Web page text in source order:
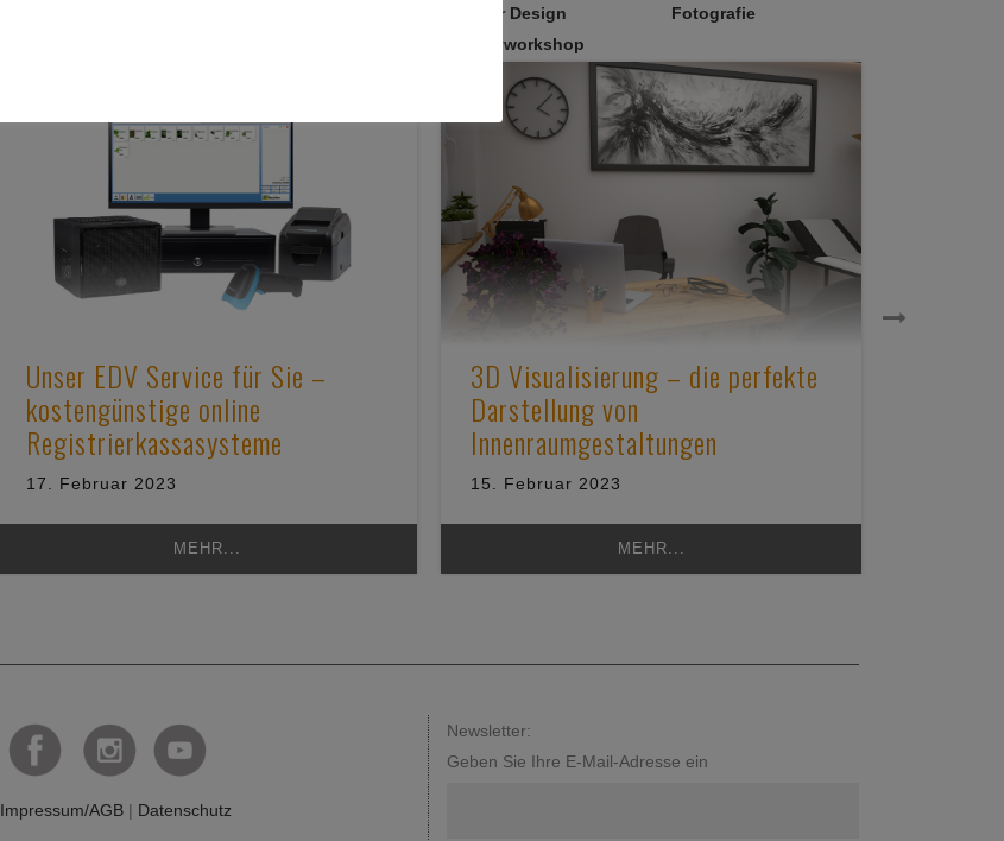
Interior Design
Fotografie
Kreativworkshop
Unser EDV Service für Sie –
kostengünstige online
Registrierkassasysteme
17. Februar 2023
MEHR...
3D Visualisierung – die perfekte
Darstellung von
Innenraumgestaltungen
15. Februar 2023
MEHR...
Impressum/AGB| Datenschutz
Newsletter:
Geben Sie Ihre E-Mail-Adresse ein